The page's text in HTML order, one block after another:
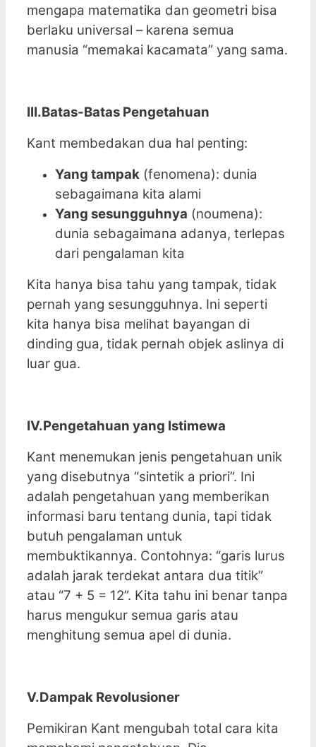
mengapa matematika dan geometri bisa
berlaku universal – karena semua
manusia “memakai kacamata” yang sama.
III.Batas-Batas Pengetahuan
Kant membedakan dua hal penting:
Yang tampak (fenomena): dunia
sebagaimana kita alami
Yang sesungguhnya (noumena):
dunia sebagaimana adanya, terlepas
dari pengalaman kita
Kita hanya bisa tahu yang tampak, tidak
pernah yang sesungguhnya. Ini seperti
kita hanya bisa melihat bayangan di
dinding gua, tidak pernah objek aslinya di
luar gua.
IV.Pengetahuan yang Istimewa
Kant menemukan jenis pengetahuan unik
yang disebutnya “sintetik a priori”. Ini
adalah pengetahuan yang memberikan
informasi baru tentang dunia, tapi tidak
butuh pengalaman untuk
membuktikannya. Contohnya: “garis lurus
adalah jarak terdekat antara dua titik”
atau “7 + 5 = 12”. Kita tahu ini benar tanpa
harus mengukur semua garis atau
menghitung semua apel di dunia.
V.Dampak Revolusioner
Pemikiran Kant mengubah total cara kita